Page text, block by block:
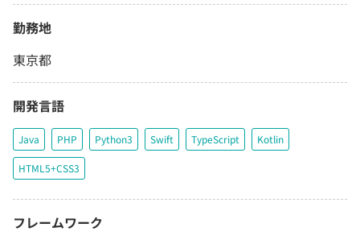
勤務地
東京都
開発言語
Java PHP Python3 Swift TypeScript Kotlin
HTML5+CSS3
フレームワーク